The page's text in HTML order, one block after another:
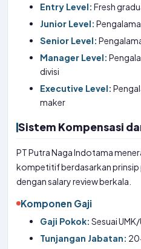
Entry Level: Fresh
Junior Level:
Senior Level:
Manager Level:
divisi
Executive Level:
maker
Sistem Kompensasi
PT Putra Naga Indotama
kompetitif berdasarkan
dengan salary review berkala.
Komponen Gaji
Gaji Pokok: Sesuai
Tunjangan Jabatan: